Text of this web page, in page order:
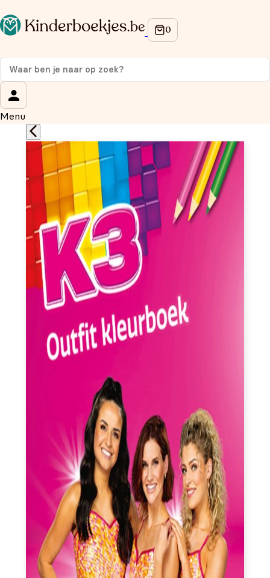
Menu
Op de hoogte blijven van onze acties?
Meld je aan voor onze nieuwsbrief en ontvang
eerste aankoop!
Wat is je voornaam?
Wat is je e-mailadres?*
Aanmelden
We gebruiken je gegevens om contact op te nemen, in
overeenstemming met onsprivacybeleid.